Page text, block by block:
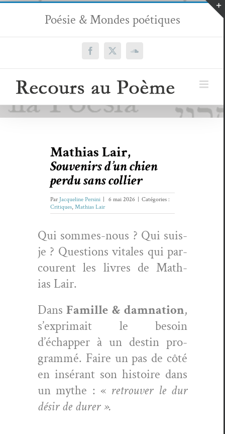
Passer
contenu
Poésie & Mondes poétiques
Facebook
X SoundCloud
Mathias Lair,
Souvenirs d’un chien
perdu sans collier
Par Jacqueline Persini 6 mai 2026
Catégories :
Critiques, Mathias Lair
Qui sommes-nous ? Qui suis-
je ? Ques­tions vitales qui par­
courent les livres de Math­
ias Lair.
Dans Famille & damna­tion,
s’exprimait le besoin
d’échapper à un des­tin pro­
gram­mé. Faire un pas de côté
en insérant son his­toire dans
un mythe : « retrou­ver le dur
désir de durer ».